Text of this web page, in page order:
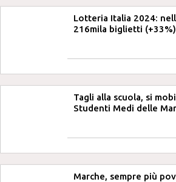
Lotteria Italia 2024:
216mila biglietti (+33%)
Tagli alla scuola, si
Studenti Medi delle
Marche, sempre più